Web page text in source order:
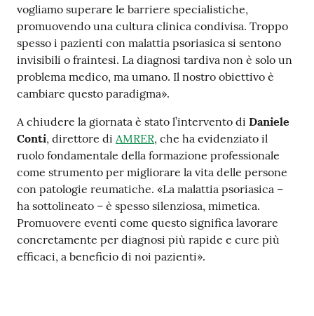
vogliamo superare le barriere specialistiche,
promuovendo una cultura clinica condivisa. Troppo
spesso i pazienti con malattia psoriasica si sentono
invisibili o fraintesi. La diagnosi tardiva non è solo un
problema medico, ma umano. Il nostro obiettivo è
cambiare questo paradigma».
A chiudere la giornata è stato l’intervento di Daniele
Conti, direttore di AMRER, che ha evidenziato il
ruolo fondamentale della formazione professionale
come strumento per migliorare la vita delle persone
con patologie reumatiche. «La malattia psoriasica –
ha sottolineato – è spesso silenziosa, mimetica.
Promuovere eventi come questo significa lavorare
concretamente per diagnosi più rapide e cure più
efficaci, a beneficio di noi pazienti».